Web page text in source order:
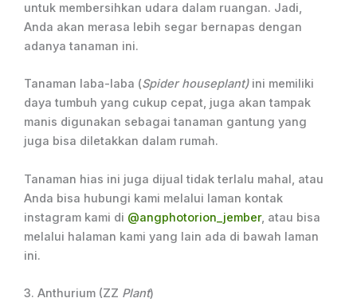
untuk membersihkan udara dalam ruangan. Jadi,
Anda akan merasa lebih segar bernapas dengan
adanya tanaman ini.
Tanaman laba-laba (Spider houseplant) ini memiliki
daya tumbuh yang cukup cepat, juga akan tampak
manis digunakan sebagai tanaman gantung yang
juga bisa diletakkan dalam rumah.
Tanaman hias ini juga dijual tidak terlalu mahal, atau
Anda bisa hubungi kami melalui laman kontak
instagram kami di @angphotorion_jember, atau bisa
melalui halaman kami yang lain ada di bawah laman
ini.
3. Anthurium (ZZ Plant)